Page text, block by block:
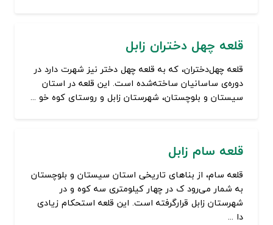
قلعه چهل دختران زابل
قلعه چهل‌دختران، که به قلعه چهل دختر نیز شهرت دارد در
دوره‌ی ساسانیان ساخته‌شده است. این قلعه در استان
سیستان و بلوچستان، شهرستان زابل و روستای کوه خو ...
قلعه سام زابل
قلعه سام، از بناهای تاریخی استان سیستان و بلوچستان
به شمار می‌رود ک در چهار کیلومتری سه کوه و در
شهرستان زابل قرارگرفته است. این قلعه استحکام زیادی
دا ...